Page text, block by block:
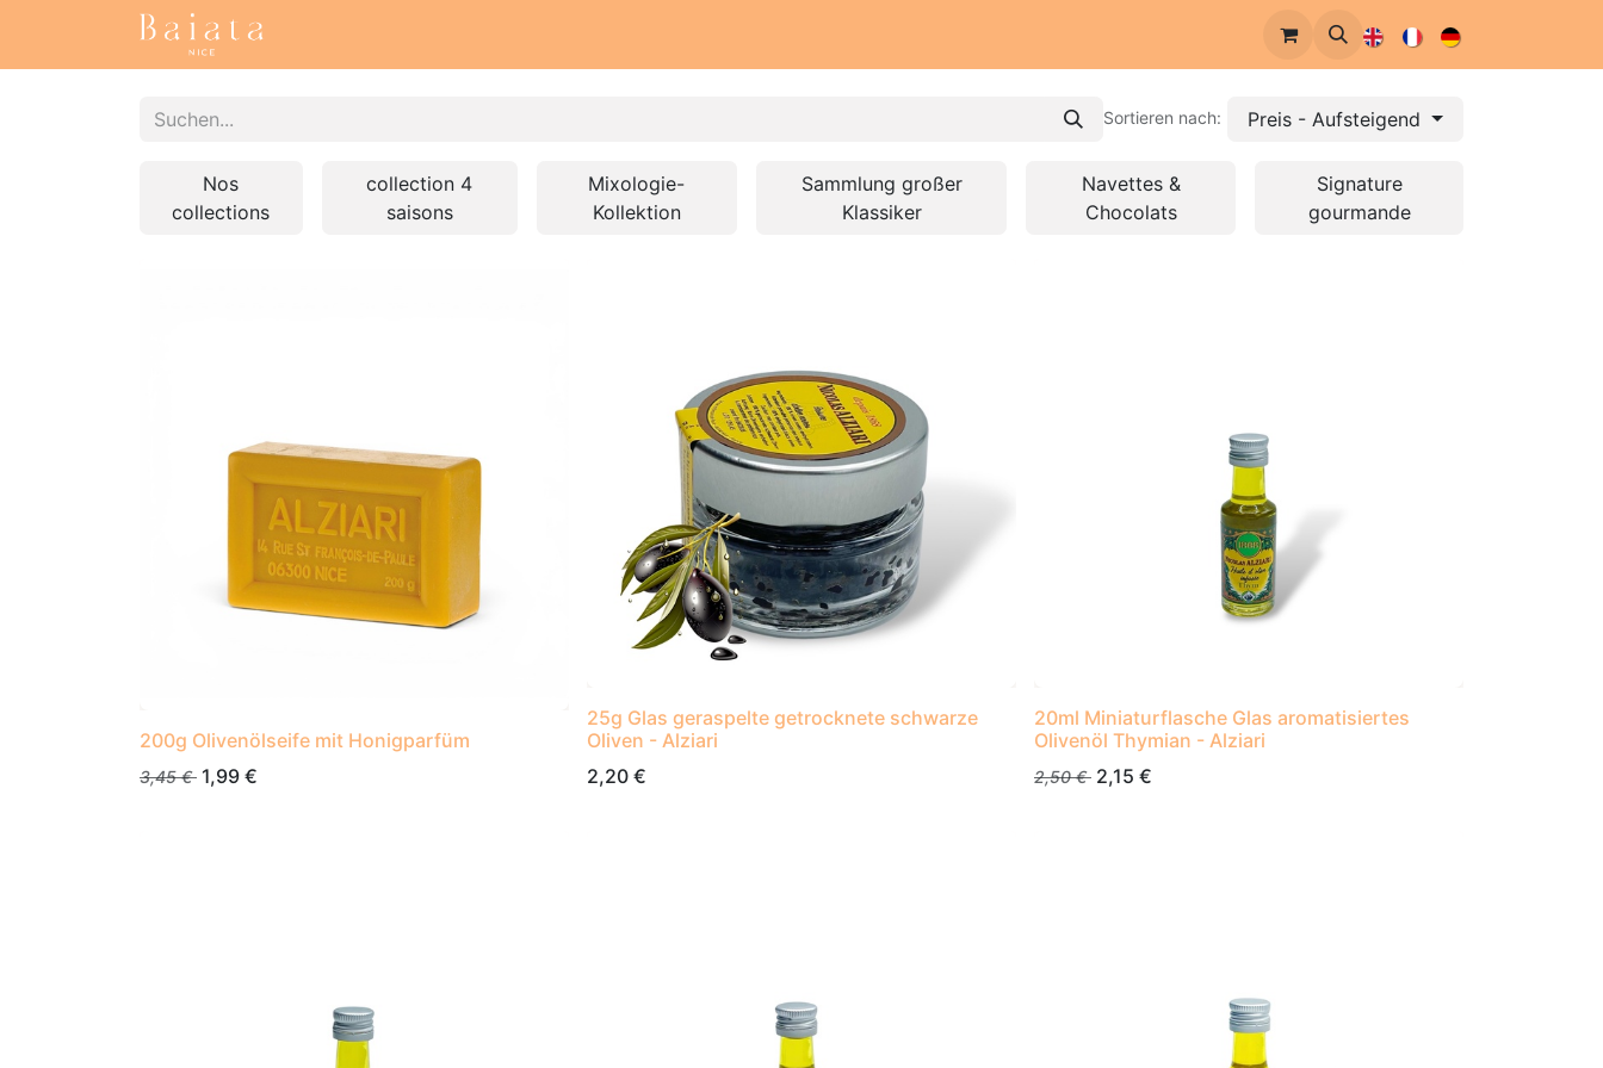
Sortieren nach: Preis - Aufsteigend
Nos
collections
collection 4
saisons
Mixologie-
Kollektion
Sammlung großer
Klassiker
Navettes &
Chocolats
Signature
gourmande
200g Olivenölseife mit Honigparfüm
3,45€ 1,99 €
25g Glas geraspelte getrocknete schwarze
Oliven - Alziari
2,20 €
20ml Miniaturflasche Glas aromatisiertes
Olivenöl Thymian - Alziari
2,50€ 2,15 €